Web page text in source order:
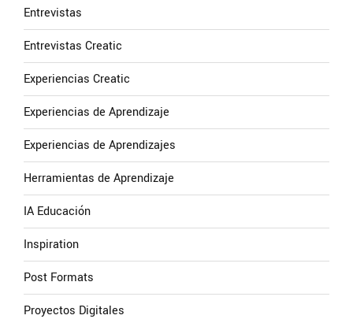
Entrevistas
Entrevistas Creatic
Experiencias Creatic
Experiencias de Aprendizaje
Experiencias de Aprendizajes
Herramientas de Aprendizaje
IA Educación
Inspiration
Post Formats
Proyectos Digitales